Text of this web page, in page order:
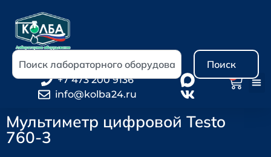
Поиск
+7 473 200 9136
info@kolba24.ru
Мультиметр цифровой Testo
760-3